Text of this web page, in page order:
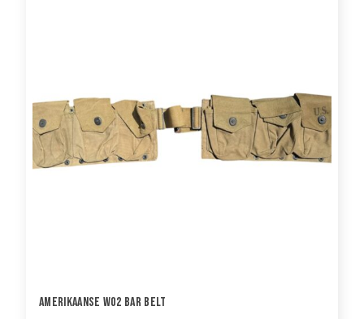
Amerikaanse WO2 BAR Belt